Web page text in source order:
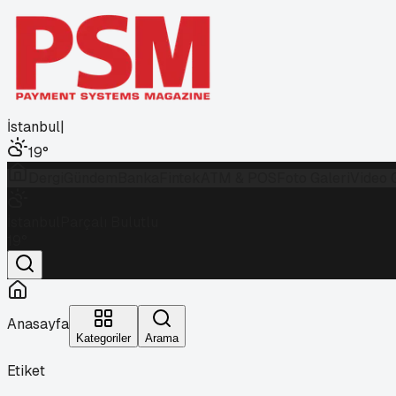
İstanbul|
19°
Anasayfa
Kategoriler Arama
Etiket